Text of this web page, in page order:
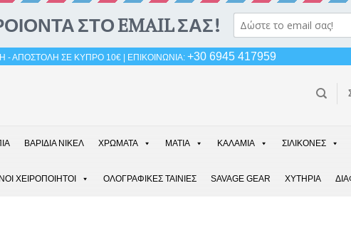
ΑΠΟΣΤΟΛΗ ΣΕ ΚΥΠΡΟ 10€ | ΕΠΙΚΟΙΝΩΝΙΑ: +30 6945 417959
ΒΑΡΙΔΙΑ ΝΙΚΕΛ ΧΡΩΜΑΤΑ ΜΑΤΙΑ ΚΑΛΑΜΙΑ ΣΙΛΙΚΟΝΕΣ
ΧΕΙΡΟΠΟΙΗΤΟΙ ΟΛΟΓΡΑΦΙΚΕΣ ΤΑΙΝΙΕΣ SAVAGE GEAR ΧΥΤΗΡΙΑ